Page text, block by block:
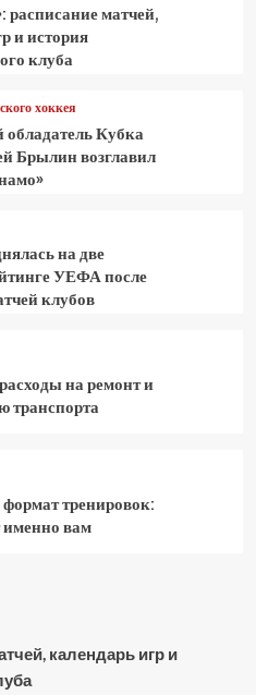
матчей,
и история
клуба
хоккея
Кубка
Брылин возглавил
на две
УЕФА после
клубов
на ремонт и
транспорта
тренировок:
именно вам
календарь игр и